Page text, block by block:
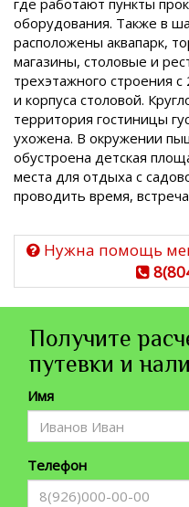
где работают пункты
оборудования. Также в
расположены аквапарк,
магазины, столовые и
трехэтажного строения
и корпуса столовой.
территория гостиницы
ухожена. В окружении
обустроена детская
места для отдыха с
проводить время,
Нужна помощь
Получите
путевки и
Имя
Телефон